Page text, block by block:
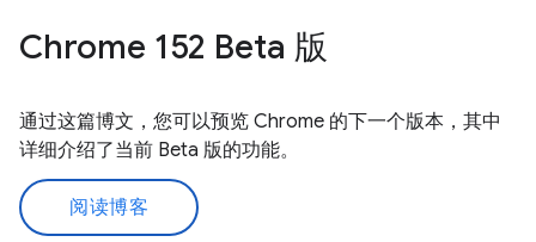
Chrome 152 Beta 版
通过这篇博文，您可以预览 Chrome 的下一个版本，其中
详细介绍了当前 Beta 版的功能。
阅读博客